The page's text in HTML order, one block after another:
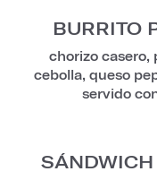
BURRITO
chorizo casero,
cebolla, queso
servido
SÁNDWICH